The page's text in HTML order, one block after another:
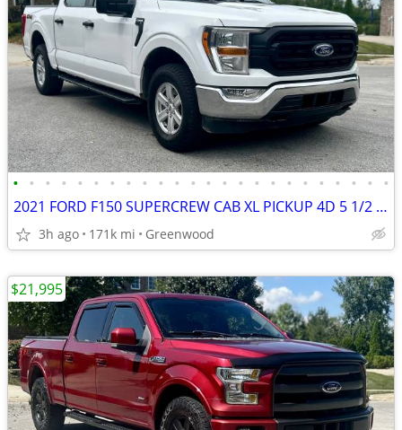
• • • • • • • • • • • • • • • • • • • • • • • •
2021 FORD F150 SUPERCREW CAB XL PICKUP 4D 5 1/2 FT
3h ago 171k mi Greenwood
$21,995